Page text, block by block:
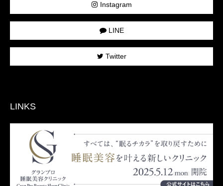
Instagram
LINE
Twitter
LINKS